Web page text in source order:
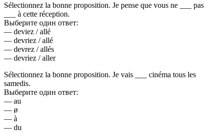
Sélectionnez la bonne proposition. Je pense que vous ne ___ pas
___ à cette réception.
Выберите один ответ:
— deviez / allé
— devriez / allé
— devrez / allés
— devriez / aller
Sélectionnez la bonne proposition. Je vais ___ cinéma tous les
samedis.
Выберите один ответ:
— au
— ø
— à
— du